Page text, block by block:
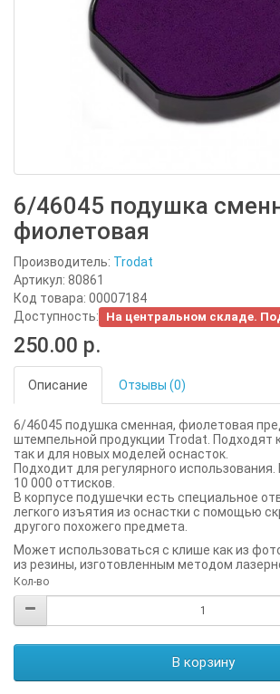
6/46045 подушка
фиолетовая
Производитель: Trodat
Артикул: 80861
Код товара: 00007184
Доступность:
На центральном складе.
250.00 р.
Описание Отзывы (0)
6/46045 подушка сменная, фиолетовая
штемпельной продукции Trodat. Подходят
так и для новых моделей оснасток.
Подходит для регулярного
10 000 оттисков.
В корпусе подушечки есть специальное
легкого изъятия из оснастки с помощью
другого похожего предмета.
Может использоваться с клише как из
из резины, изготовленным методом
Кол-во
В корзину